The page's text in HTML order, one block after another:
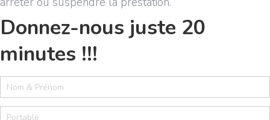
Donnez-nous juste 20
minutes !!!
2
m